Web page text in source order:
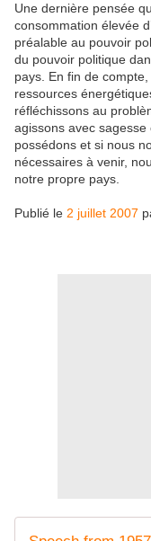
Une dernière pensée
consommation élevée
préalable au pouvoir
du pouvoir politique
pays. En fin de
ressources
réfléchissons au
agissons avec
possédons et si nous
nécessaires à venir,
notre propre pays.
Publié le 2 juillet 2007